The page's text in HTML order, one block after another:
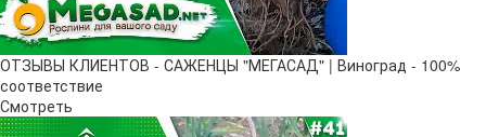
ОТЗЫВЫ КЛИЕНТОВ - САЖЕНЦЫ "МЕГАСАД" | Виноград - 100%
соответствие
Смотреть